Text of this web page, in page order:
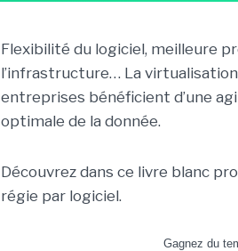
Flexibilité du logiciel, meilleure
l’infrastructure… La
entreprises bénéficient d’une
optimale de la donnée.
Découvrez dans ce livre blanc
régie par logiciel.
Gagnez du